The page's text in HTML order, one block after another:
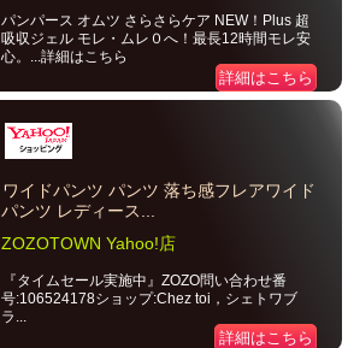
パンパース オムツ さらさらケア NEW！Plus 超
吸収ジェル モレ・ムレ０へ！最長12時間モレ安
心。...詳細はこちら
詳細はこちら
ワイドパンツ パンツ 落ち感フレアワイド
パンツ レディース...
ZOZOTOWN Yahoo!店
『タイムセール実施中』ZOZO問い合わせ番
号:106524178ショップ:Chez toi，シェトワブ
ラ...
詳細はこちら